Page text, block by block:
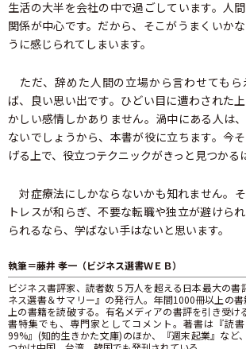
生活の大半を会社の中で過ごしています。人
関係が中心です。だから、そこがうまくいか
うに感じられてしまいます。
ただ、辞めた人間の立場から言わせてもら
ば、良い思い出です。ひどい目に遭わされた
かしい感情しかありません。渦中にある人は
ないでしょうから、本書が役に立ちます。今
げる上で、役立つテクニックがきっと見つかる
対症療法にしかならないかも知れません。
トレスが和らぎ、不要な転職や独立が避けら
られるなら、学ばない手はないと思います。
執筆＝藤井 孝一（ビジネス選書ＷＥＢ）
ビジネス書評家、読者数５万人を超える日本最大の書
ネス選書＆サマリー』の発行人。年間1000冊以上の
上の書籍を読破する。有名メディアの書評を引き受け
書特集でも、専門家としてコメント。著書は『読
99%』(知的生きかた文庫)のほか、『週末起業』など